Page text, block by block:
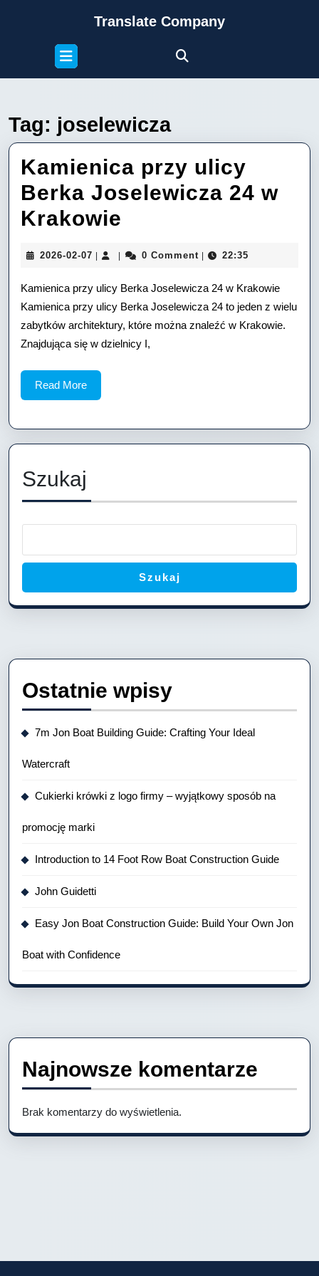
Translate Company
Open
Button
Tag: joselewicza
Kamienica przy ulicy
Berka Joselewicza 24 w
Krakowie
Berka
Joselewicza
24
2026-02-07 2026-
07
0 Comment 22:35
Kamienica przy ulicy Berka Joselewicza 24 w Krakowie
Kamienica przy ulicy Berka Joselewicza 24 to jeden z wielu
zabytków architektury, które można znaleźć w Krakowie.
Znajdująca się w dzielnicy I,
Read MoreRead
More
Szukaj
Szukaj
Ostatnie wpisy
7m Jon Boat Building Guide: Crafting Your Ideal
Watercraft
Cukierki krówki z logo firmy – wyjątkowy sposób na
promocję marki
Introduction to 14 Foot Row Boat Construction Guide
John Guidetti
Easy Jon Boat Construction Guide: Build Your Own Jon
Boat with Confidence
Najnowsze komentarze
Brak komentarzy do wyświetlenia.